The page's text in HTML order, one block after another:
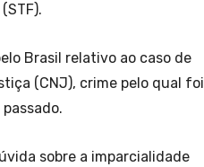
Brasil relativo ao caso de
(CNJ), crime pelo qual foi
sobre a imparcialidade